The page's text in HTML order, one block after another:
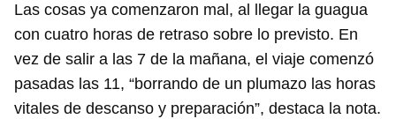
Las cosas ya comenzaron mal, al llegar la guagua
con cuatro horas de retraso sobre lo previsto. En
vez de salir a las 7 de la mañana, el viaje comenzó
pasadas las 11, “borrando de un plumazo las horas
vitales de descanso y preparación”, destaca la nota.